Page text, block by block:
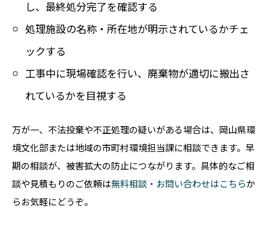
し、最終処分完了を確認する
処理施設の名称・所在地が明示されているかチェ
ックする
工事中に現場確認を行い、廃棄物が適切に搬出さ
れているかを目視する
万が一、不法投棄や不正処理の疑いがある場合は、岡山県環
境文化部または地域の市町村環境担当課に相談できます。早
期の相談が、被害拡大の防止につながります。具体的なご相
談や見積もりのご依頼は無料相談・お問い合わせはこちらか
らお気軽にどうぞ。